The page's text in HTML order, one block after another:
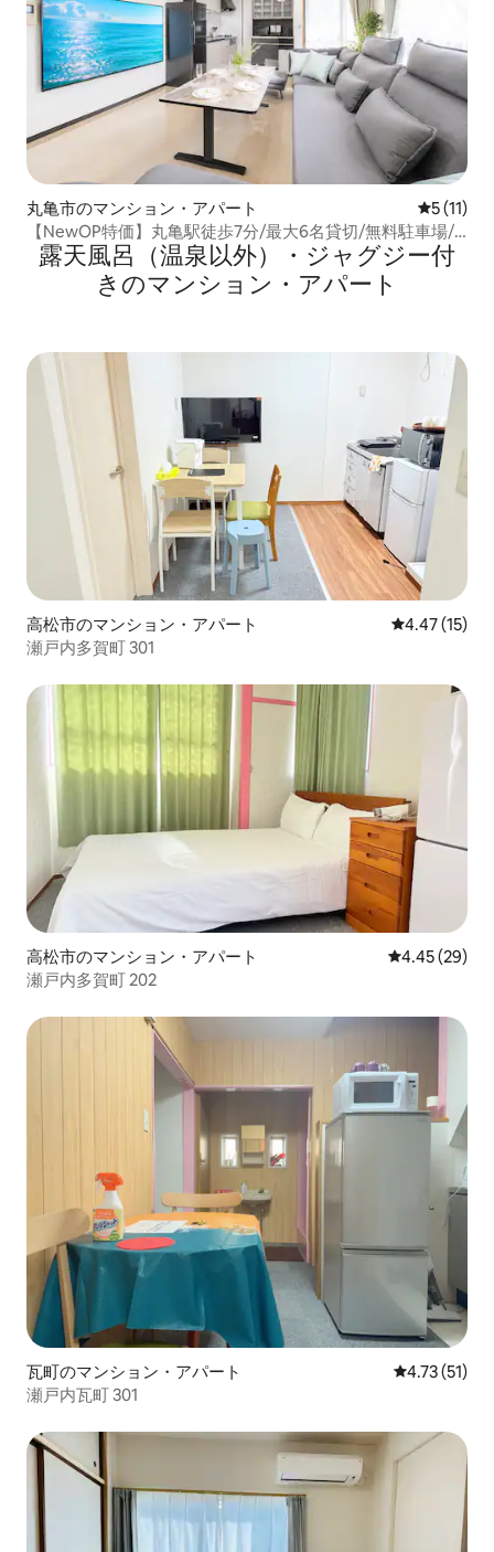
丸亀市のマンション・アパート レビュー
5 (11)
【NewOP特価】丸亀駅徒歩7分/最大6名貸切/無料駐車場/
ファミリー・グループ/島めぐり/琴平観光
露天風呂（温泉以外）・ジャグジー付
きのマンション・アパート
高松市のマンション・アパート レビュー15
4.47 (15)
瀬戸内多賀町 301
高松市のマンション・アパート レビュー29
4.45 (29)
瀬戸内多賀町 202
瓦町のマンション・アパート レビュー51
4.73 (51)
瀬戸内瓦町 301